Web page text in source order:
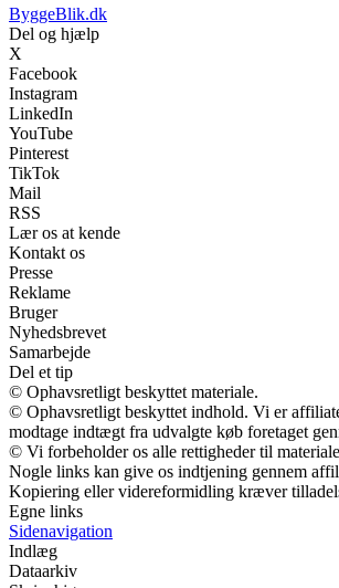
ByggeBlik.dk
Del og hjælp
X
Facebook
Instagram
LinkedIn
YouTube
Pinterest
TikTok
Mail
RSS
Lær os at kende
Kontakt os
Presse
Reklame
Bruger
Nyhedsbrevet
Samarbejde
Del et tip
© Ophavsretligt beskyttet materiale.
© Ophavsretligt beskyttet indhold. Vi er
modtage indtægt fra udvalgte køb foretaget
© Vi forbeholder os alle rettigheder til
Nogle links kan give os indtjening gennem
Kopiering eller videreformidling kræver
Egne links
Sidenavigation
Indlæg
Dataarkiv